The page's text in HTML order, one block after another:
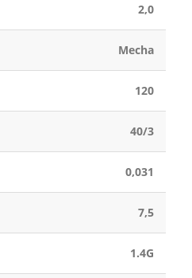
2,0
Mecha
120
40/3
0,031
7,5
1.4G